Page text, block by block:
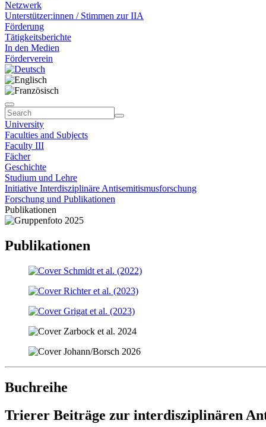
Netzwerk
Unterstützer:innen / Stimmen zur IIA
Förderung
Tätigkeitsberichte
In den Medien
Förderverein
University
Faculties and Subjects
Faculty III
Fächer
Geschichte
Studium und Lehre
Initiative Interdisziplinäre Antisemitismusforschung
Forschung und Publikationen
Publikationen
Publikationen
Buchreihe
Trierer Beiträge zur interdisziplinären